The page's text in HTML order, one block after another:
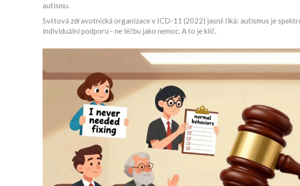
autismu.
Světová zdravotnická organizace v ICD-11 (2022) jasně říká: autismus je
individuální podporu - ne léčbu jako nemoc. A to je klíč.